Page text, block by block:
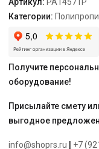
"PRO
AQUA"
Категории:
Получите
оборудование!
Присылайте смету
выгодное
info@shoprs.ru +7